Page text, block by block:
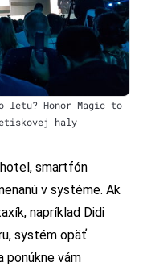
letu? Honor Magic to
haly
smartfón
v systéme. Ak
napríklad Didi
systém opäť
ponúkne vám